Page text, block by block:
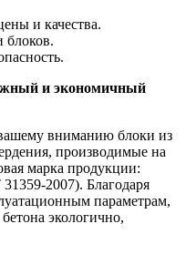
и качества.
блоков.
и экономичный
вниманию блоки из
производимые на
марка продукции:
2007). Благодаря
параметрам,
экологично,